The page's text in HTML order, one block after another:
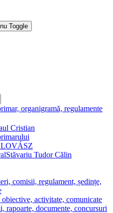
Toggle
organigramă, regulamente
Cristian
LOVÁSZ
Stăvariu Tudor Călin
comisii, regulament, ședințe,
activitate, comunicate
rapoarte, documente, concursuri